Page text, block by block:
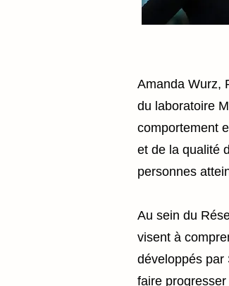
Amanda Wurz,
du laboratoire
comportement
et de la qualité
personnes
Au sein du
visent à
développés
faire